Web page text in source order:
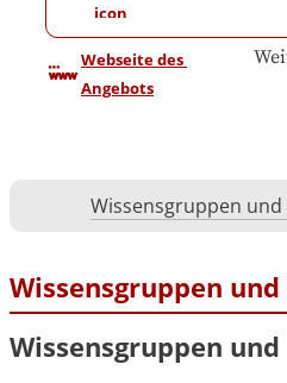
Webseite des
Angebots
Wissensgruppen
Wissensgruppen
Wissensgruppen